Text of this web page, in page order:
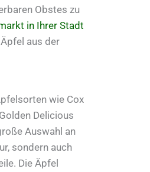
Obstes zu
in Ihrer Stadt
aus der
wie Cox
Delicious
Auswahl an
sondern auch
Die Äpfel